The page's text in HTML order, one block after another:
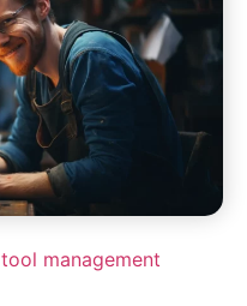
tool management